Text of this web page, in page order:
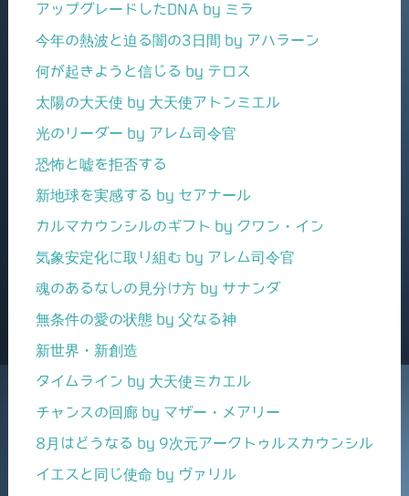
アップグレードしたDNA by ミラ
今年の熱波と迫る闇の3日間 by アハラーン
何が起きようと信じる by テロス
太陽の大天使 by 大天使アトンミエル
光のリーダー by アレム司令官
恐怖と嘘を拒否する
新地球を実感する by セアナール
カルマカウンシルのギフト by クワン・イン
気象安定化に取り組む by アレム司令官
魂のあるなしの見分け方 by サナンダ
無条件の愛の状態 by 父なる神
新世界・新創造
タイムライン by 大天使ミカエル
チャンスの回廊 by マザー・メアリー
8月はどうなる by 9次元アークトゥルスカウンシル
イエスと同じ使命 by ヴァリル